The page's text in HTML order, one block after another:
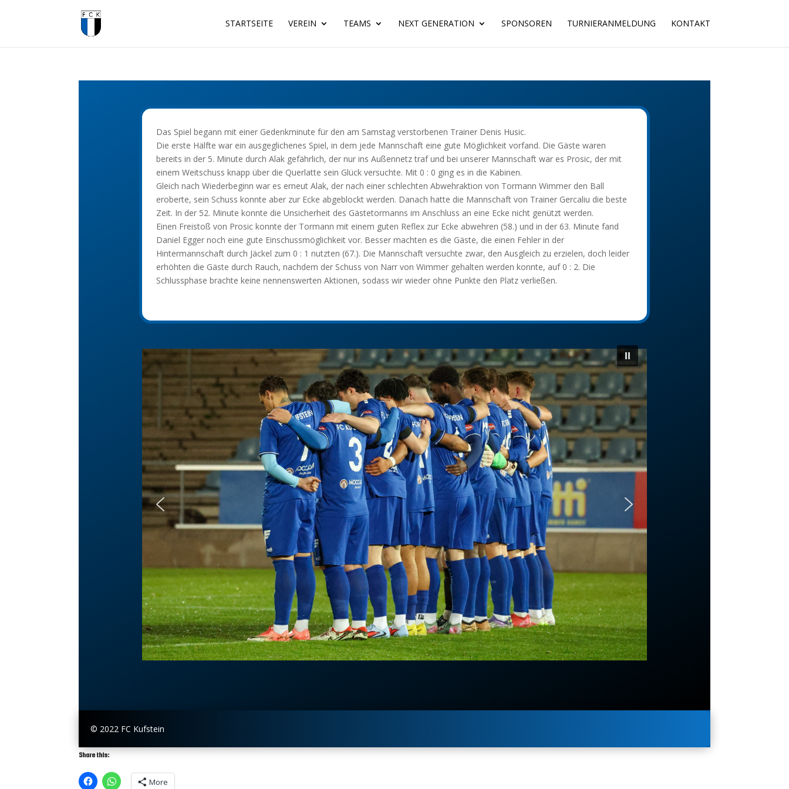
STARTSEITE VEREIN TEAMS NEXT GENERATION SPONSOREN TURNIERANMELDUNG KONTAKT
Das Spiel begann mit einer Gedenkminute für den am Samstag verstorbenen Trainer Denis Husic.
Die erste Hälfte war ein ausgeglichenes Spiel, in dem jede Mannschaft eine gute Möglichkeit vorfand. Die Gäste waren
bereits in der 5. Minute durch Alak gefährlich, der nur ins Außennetz traf und bei unserer Mannschaft war es Prosic, der mit
einem Weitschuss knapp über die Querlatte sein Glück versuchte. Mit 0 : 0 ging es in die Kabinen.
Gleich nach Wiederbeginn war es erneut Alak, der nach einer schlechten Abwehraktion von Tormann Wimmer den Ball
eroberte, sein Schuss konnte aber zur Ecke abgeblockt werden. Danach hatte die Mannschaft von Trainer Gercaliu die beste
Zeit. In der 52. Minute konnte die Unsicherheit des Gästetormanns im Anschluss an eine Ecke nicht genützt werden.
Einen Freistoß von Prosic konnte der Tormann mit einem guten Reflex zur Ecke abwehren (58.) und in der 63. Minute fand
Daniel Egger noch eine gute Einschussmöglichkeit vor. Besser machten es die Gäste, die einen Fehler in der
Hintermannschaft durch Jäckel zum 0 : 1 nutzten (67.). Die Mannschaft versuchte zwar, den Ausgleich zu erzielen, doch leider
erhöhten die Gäste durch Rauch, nachdem der Schuss von Narr von Wimmer gehalten werden konnte, auf 0 : 2. Die
Schlussphase brachte keine nennenswerten Aktionen, sodass wir wieder ohne Punkte den Platz verließen.
© 2022 FC Kufstein
Share this:
More